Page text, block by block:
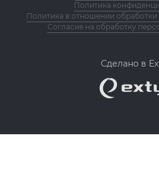
Политика
Политика в отношении
Согласие на обработку
Сделано в